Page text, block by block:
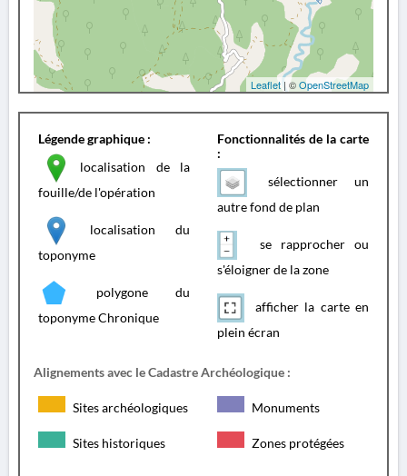
Leaflet | ©OpenStreetMap
Légende graphique :
localisation de la
fouille/de l'opération
localisation du
toponyme
polygone du
toponyme Chronique
Fonctionnalités de la carte
:
sélectionner un
autre fond de plan
se rapprocher ou
s'éloigner de la zone
afficher la carte en
plein écran
Alignements avec le Cadastre Archéologique :
Sites archéologiques Monuments
Sites historiques Zones protégées